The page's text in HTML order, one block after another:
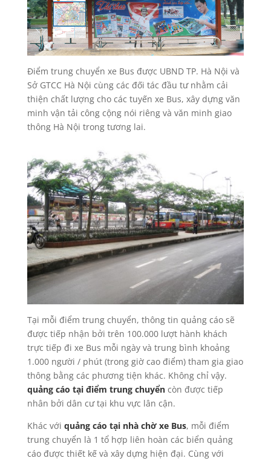
Điểm trung chuyển xe Bus được UBND TP. Hà Nội và
Sở GTCC Hà Nội cùng các đối tác đầu tư nhằm cải
thiện chất lượng cho các tuyến xe Bus, xây dựng văn
minh vận tải công cộng nói riêng và văn minh giao
thông Hà Nội trong tương lai.
Tại mỗi điểm trung chuyển, thông tin quảng cáo sẽ
được tiếp nhận bởi trên 100.000 lượt hành khách
trực tiếp đi xe Bus mỗi ngày và trung bình khoảng
1.000 người / phút (trong giờ cao điểm) tham gia giao
thông bằng các phương tiện khác. Không chỉ vậy.
quảng cáo tại điểm trung chuyểncòn được tiếp
nhân bởi dân cư tại khu vực lân cận.
Khác với quảng cáo tại nhà chờ xe Bus, mỗi điểm
trung chuyển là 1 tổ hợp liên hoàn các biển quảng
cáo được thiết kế và xây dựng hiện đại. Cùng với